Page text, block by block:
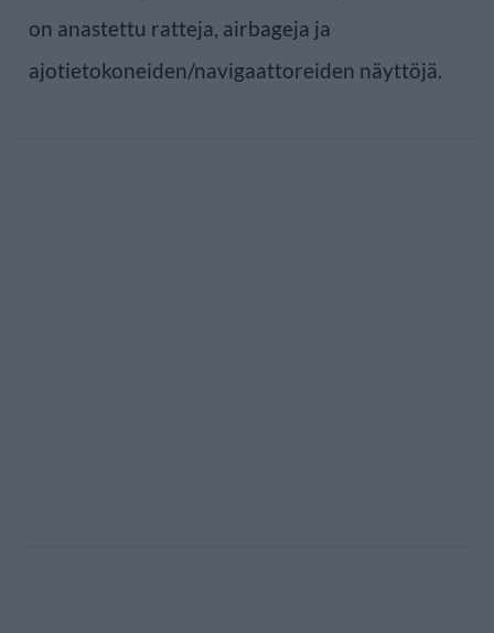
on anastettu ratteja, airbageja ja
ajotietokoneiden/navigaattoreiden näyttöjä.